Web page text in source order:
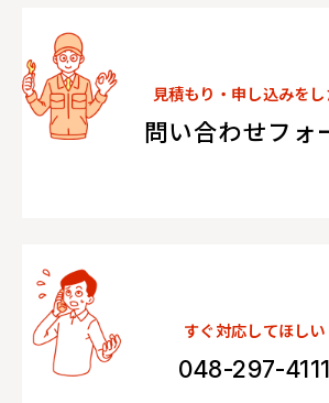
見積もり・申し込みをし
問い合わせフォ
すぐ対応してほしい
048-297-4111